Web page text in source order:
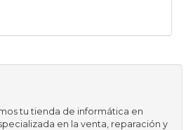
tu tienda de informática en
en la venta, reparación y